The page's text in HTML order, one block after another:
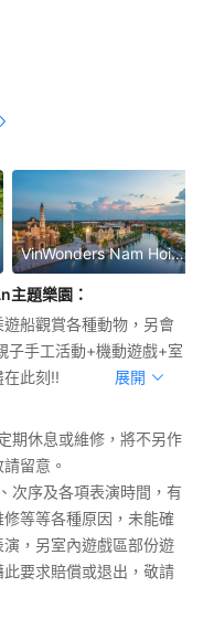
VinWonders Nam Hoi An主題樂園
主題樂園 ：
船觀賞各種動物，另會
子手工活動+機動遊戲+室
此刻!!
展開
期休息或維修，將不另作
留意。
次序及各項表演時間，有
等等各種原因，未能確
，另室內遊戲區部份遊
要求賠償或退出，敬請